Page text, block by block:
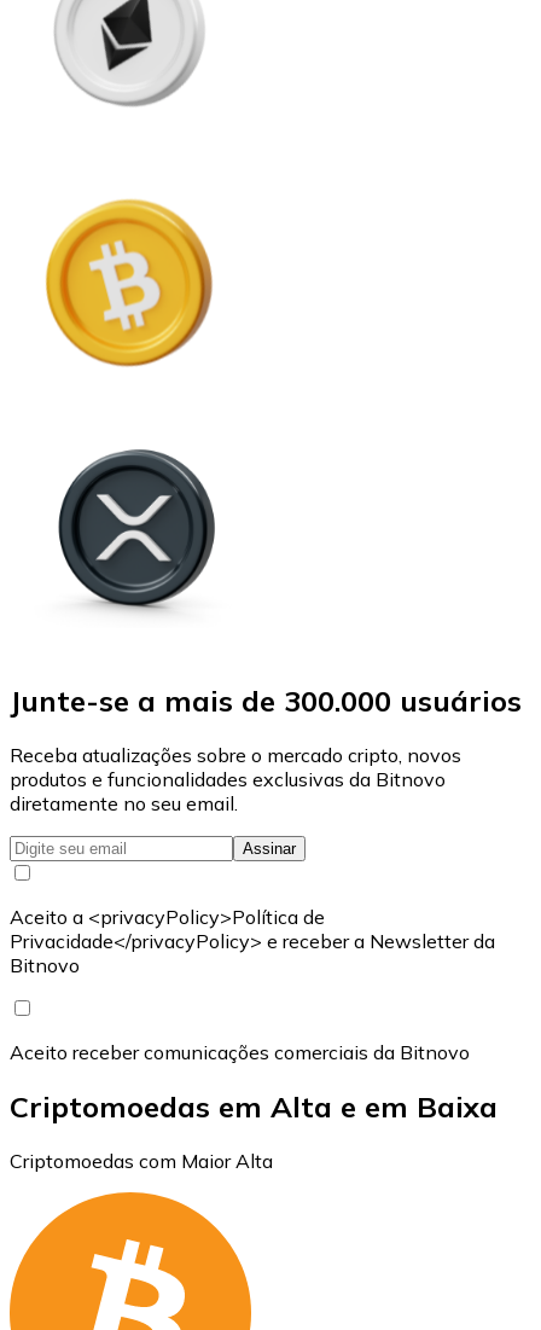
Junte-se a mais de 300.000 usuários
Receba atualizações sobre o mercado cripto, novos
produtos e funcionalidades exclusivas da Bitnovo
diretamente no seu email.
Assinar
Aceito a <privacyPolicy>Política de
Privacidade</privacyPolicy> e receber a Newsletter da
Bitnovo
Aceito receber comunicações comerciais da Bitnovo
Criptomoedas em Alta e em Baixa
Criptomoedas com Maior Alta